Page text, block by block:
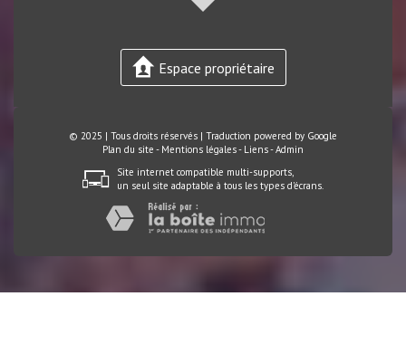
Espace propriétaire
© 2025 | Tous droits réservés | Traduction powered by Google
Plan du site - Mentions légales- Liens-Admin
Site internet compatible multi-supports,
un seul site adaptable à tous les types d'écrans.